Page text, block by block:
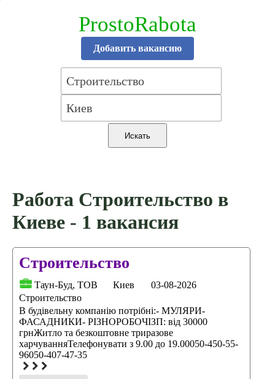
ProstoRabota
Добавить вакансию
Работа Строительство в
Киеве - 1 вакансия
Строительство
Таун-Буд, ТОВ Киев
03-08-2026
Строительство
В будівельну компанію потрібні:- МУЛЯРИ-
ФАСАДНИКИ- РІЗНОРОБОЧІЗП: від 30000
грнЖитло та безкоштовне триразове
харчуванняТелефонувати з 9.00 до 19.00050-450-55-
96050-407-47-35